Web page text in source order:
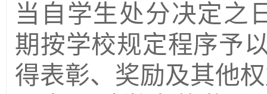
当自学生处分决定之
期按学校规定程序予
得表彰、奖励及其他